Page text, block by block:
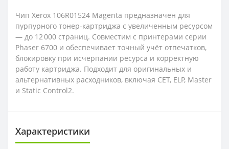
Чип Xerox 106R01524 Magenta предназначен для
пурпурного тонер-картриджа с увеличенным ресурсом
— до 12 000 страниц. Совместим с принтерами серии
Phaser 6700 и обеспечивает точный учёт отпечатков,
блокировку при исчерпании ресурса и корректную
работу картриджа. Подходит для оригинальных и
альтернативных расходников, включая CET, ELP, Master
и Static Control2.
Характеристики